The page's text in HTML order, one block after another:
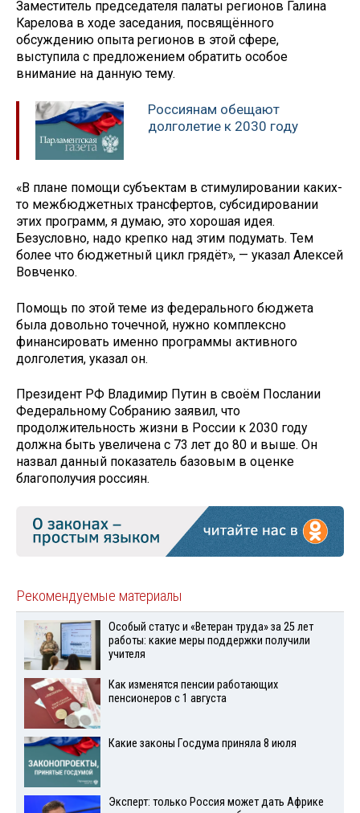
Заместитель председателя палаты регионов Галина
Карелова в ходе заседания, посвящённого
обсуждению опыта регионов в этой сфере,
выступила с предложением обратить особое
внимание на данную тему.
Россиянам обещают
долголетие к 2030 году
«В плане помощи субъектам в стимулировании каких-
то межбюджетных трансфертов, субсидировании
этих программ, я думаю, это хорошая идея.
Безусловно, надо крепко над этим подумать. Тем
более что бюджетный цикл грядёт», — указал Алексей
Вовченко.
Помощь по этой теме из федерального бюджета
была довольно точечной, нужно комплексно
финансировать именно программы активного
долголетия, указал он.
Президент РФ Владимир Путин в своём Послании
Федеральному Собранию заявил, что
продолжительность жизни в России к 2030 году
должна быть увеличена с 73 лет до 80 и выше. Он
назвал данный показатель базовым в оценке
благополучия россиян.
Рекомендуемые материалы
Особый статус и «Ветеран труда» за 25 лет
работы: какие меры поддержки получили
учителя
Как изменятся пенсии работающих
пенсионеров с 1 августа
Какие законы Госдума приняла 8 июля
Эксперт: только Россия может дать Африке